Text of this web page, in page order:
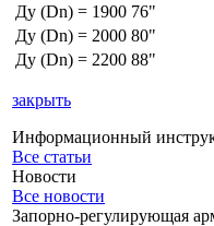
Ду (Dn) = 1900 76"
Ду (Dn) = 2000 80"
Ду (Dn) = 2200 88"
закрыть
Информационный
Все статьи
Новости
Все новости
Запорно-регулирующая